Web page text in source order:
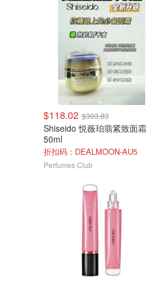
$118.02 $303.83
Shiseido 悦薇珀翡紧致面霜
50ml
折扣码：DEALMOON-AU5
Perfumes Club